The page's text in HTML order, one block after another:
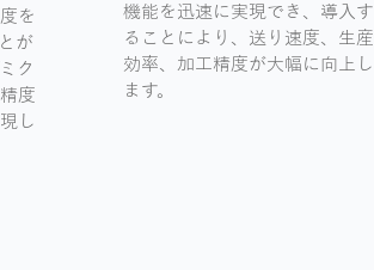
を
が
ク
度
し
機能を迅速に実現でき、導入す
ることにより、送り速度、生産
効率、加工精度が大幅に向上し
ます。